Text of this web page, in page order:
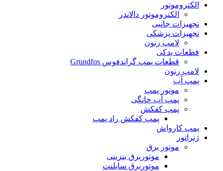
الکتروموتور
الکتروموتور دالاندر
تجهیزات جانبی
تجهیزات پزشکی
لامپ زنون
قطعات یدکی
قطعات پمپ گراندفوس Grundfos
لامپ زنون
پمپ آب
موتور پمپ
پمپ آب خانگی
پمپ کفکش
پمپ کفکش راد پمپ
پمپ کارواش
ژنراتور
موتور برق
موتوربرق بنزینی
موتوربرق سایلنت